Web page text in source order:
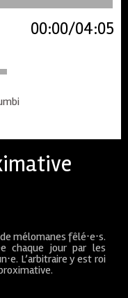
04:05
00:00
mélomanes fêlé⋅e⋅s.
chaque jour par les
L’arbitraire y est roi